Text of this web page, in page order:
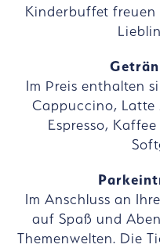
Kinderbuffet
Im Preis enthalten
Cappuccino,
Espresso,
Im Anschluss an
auf Spaß und
Themenwelten. Die